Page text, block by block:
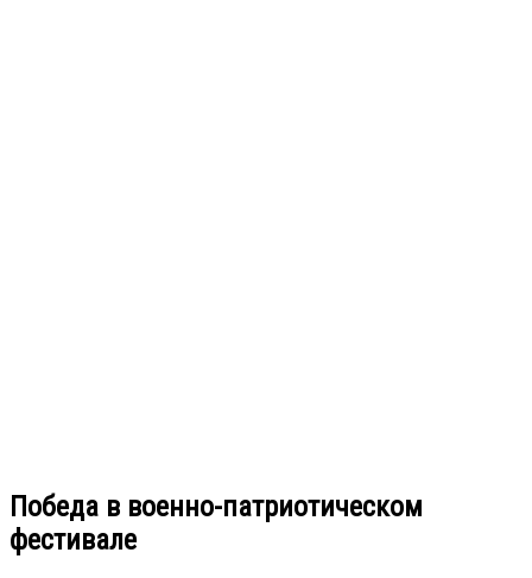
Победа в военно-патриотическом
фестивале